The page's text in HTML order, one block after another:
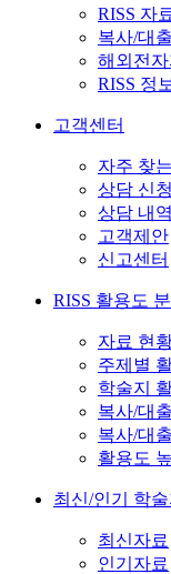
RISS 자
복사/대
해외전
RISS 정
고객센터
자주 찾
상담 신청
상담 내
고객제안
신고센터
RISS 활용도
자료 현
주제별
학술지
복사/대
복사/대
활용도
최신/인기 학
최신자료
인기자료